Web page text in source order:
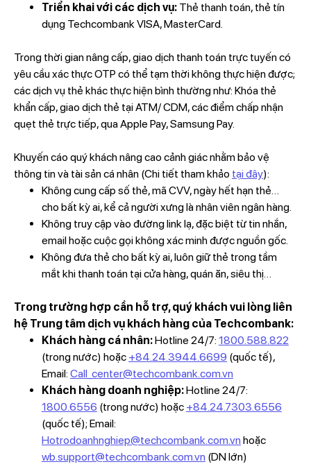
Triển khai với các dịch vụ:Thẻ thanh toán, thẻ tín
dụng Techcombank VISA, MasterCard.
Trong thời gian nâng cấp, giao dịch thanh toán trực tuyến có
yêu cầu xác thực OTP có thể tạm thời không thực hiện được;
các dịch vụ thẻ khác thực hiện bình thường như: Khóa thẻ
khẩn cấp, giao dịch thẻ tại ATM/ CDM, các điểm chấp nhận
quẹt thẻ trực tiếp, qua Apple Pay, Samsung Pay.
Khuyến cáo quý khách nâng cao cảnh giác nhằm bảo vệ
thông tin và tài sản cá nhân (Chi tiết tham khảo tại đây):
Không cung cấp số thẻ, mã CVV, ngày hết hạn thẻ…
cho bất kỳ ai, kể cả người xưng là nhân viên ngân hàng.
Không truy cập vào đường link lạ, đặc biệt từ tin nhắn,
email hoặc cuộc gọi không xác minh được nguồn gốc.
Không đưa thẻ cho bất kỳ ai, luôn giữ thẻ trong tầm
mắt khi thanh toán tại cửa hàng, quán ăn, siêu thị…
Trong trường hợp cần hỗ trợ, quý khách vui lòng liên
hệ Trung tâm dịch vụ khách hàng của Techcombank:
Khách hàng cá nhân:Hotline 24/7: 1800.588.822
(trong nước) hoặc +84.24.3944.6699 (quốc tế),
Email: Call_center@techcombank.com.vn
Khách hàng doanh nghiệp:Hotline 24/7:
1800.6556 (trong nước) hoặc +84.24.7303.6556
(quốc tế); Email:
Hotrodoanhnghiep@techcombank.com.vn hoặc
wb.support@techcombank.com.vn (DN lớn)